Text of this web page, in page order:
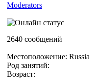
Moderators
2640 сообщений
Местоположение: Russia
Род занятий:
Возраст: